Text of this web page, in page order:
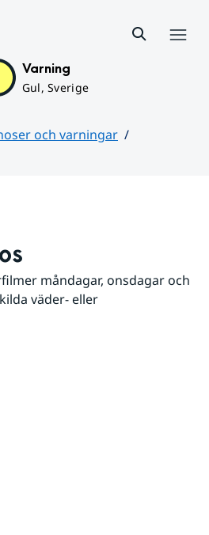
Varning
Gul, Sverige
och varningar
måndagar, onsdagar och
väder- eller